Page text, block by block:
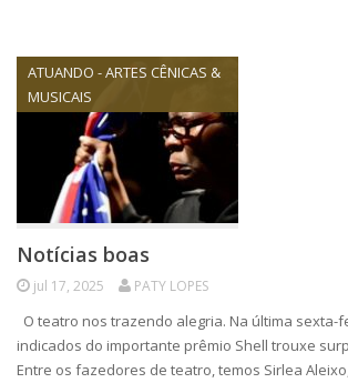
ATUANDO - ARTES CÊNICAS &
MUSICAIS
Notícias boas
jul 17, 2025 PATY LOPES
O teatro nos trazendo alegria. Na última sexta-
indicados do importante prêmio Shell trouxe
Entre os fazedores de teatro, temos Sirlea